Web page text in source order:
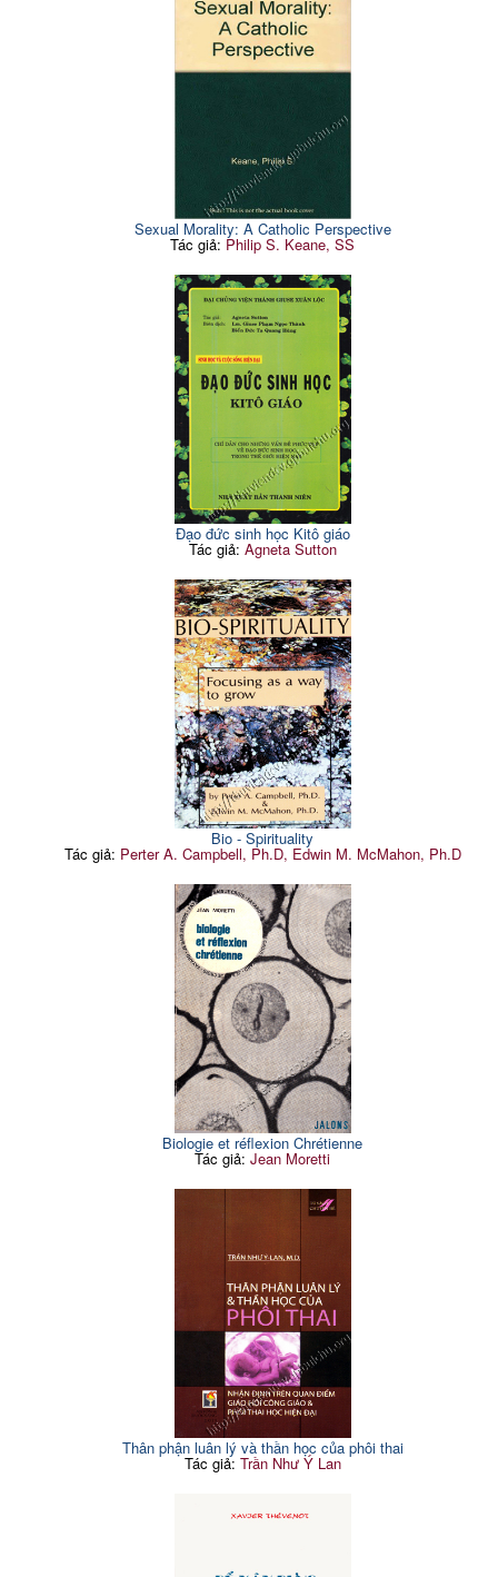
Sexual Morality: A Catholic Perspective
Tác giả: Philip S. Keane, SS
Đạo đức sinh học Kitô giáo
Tác giả: Agneta Sutton
Bio - Spirituality
Tác giả: Perter A. Campbell, Ph.D, Edwin M. McMahon, Ph.D
Biologie et réflexion Chrétienne
Tác giả:Jean Moretti
Thân phận luân lý và thần học của phôi thai
Tác giả: Trần Như Ý Lan